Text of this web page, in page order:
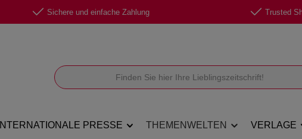
Sichere und einfache Zahlung Trusted
INTERNATIONALE PRESSE THEMENWELTEN VERLAGE